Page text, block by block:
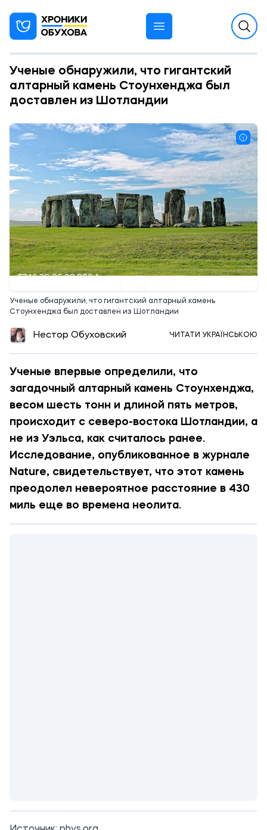
Ученые обнаружили, что гигантский
алтарный камень Стоунхенджа был
доставлен из Шотландии
16:38 25.08.2024
Ученые обнаружили, что гигантский алтарный камень
Стоунхенджа был доставлен из Шотландии
Нестор Обуховский ЧИТАТИ УКРАЇНСЬКОЮ
Ученые впервые определили, что
загадочный алтарный камень Стоунхенджа,
весом шесть тонн и длиной пять метров,
происходит с северо-востока Шотландии, а
не из Уэльса, как считалось ранее.
Исследование, опубликованное в журнале
Nature, свидетельствует, что этот камень
преодолел невероятное расстояние в 430
миль еще во времена неолита.